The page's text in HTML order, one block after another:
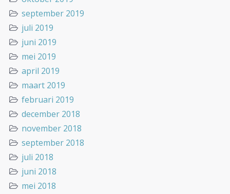
september 2019
juli 2019
juni 2019
mei 2019
april 2019
maart 2019
februari 2019
december 2018
november 2018
september 2018
juli 2018
juni 2018
mei 2018